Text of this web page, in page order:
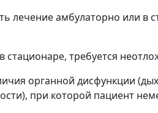
лечение амбулаторно или в
требуется
органной дисфункции
при которой пациент